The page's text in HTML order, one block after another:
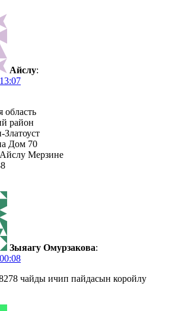
Айслу:
область
район
Дом 70
Мерзине
Зыяагу Омурзакова:
чайды ичип пайдасын коройлу